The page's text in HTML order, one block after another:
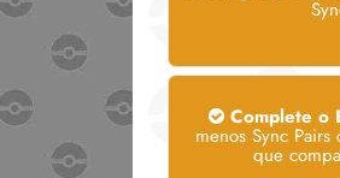
Complete o
menos Sync
que